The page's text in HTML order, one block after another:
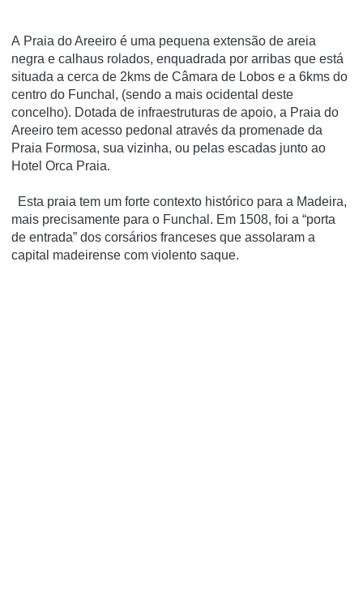
A Praia do Areeiro é uma pequena extensão de areia
negra e calhaus rolados, enquadrada por arribas que está
situada a cerca de 2kms de Câmara de Lobos e a 6kms do
centro do Funchal, (sendo a mais ocidental deste
concelho). Dotada de infraestruturas de apoio, a Praia do
Areeiro tem acesso pedonal através da promenade da
Praia Formosa, sua vizinha, ou pelas escadas junto ao
Hotel Orca Praia.
Esta praia tem um forte contexto histórico para a Madeira,
mais precisamente para o Funchal. Em 1508, foi a “porta
de entrada” dos corsários franceses que assolaram a
capital madeirense com violento saque.